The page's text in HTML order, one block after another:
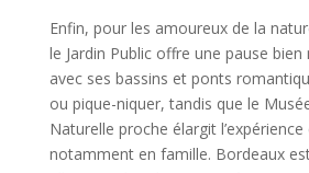
Enfin, pour les amoureux de la
le Jardin Public offre une pause bien
avec ses bassins et ponts
ou pique-niquer, tandis que le
Naturelle proche élargit l’expérience
notamment en famille. Bordeaux